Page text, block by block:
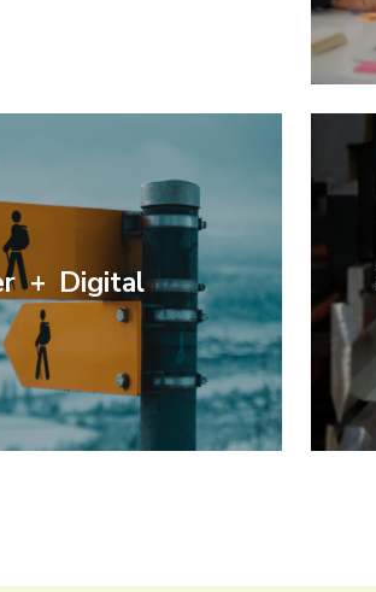
+ Digital